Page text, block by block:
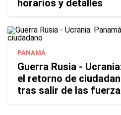
horarios y detalles
PANAMÁ
Guerra Rusia -
el retorno de
tras salir de las